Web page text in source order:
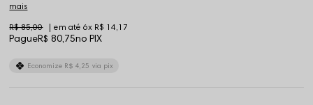
mais
PagueR$ 80,75no PIX
R$ 85,00 6x R$ 14,17
Economize R$ 4,25 via pix